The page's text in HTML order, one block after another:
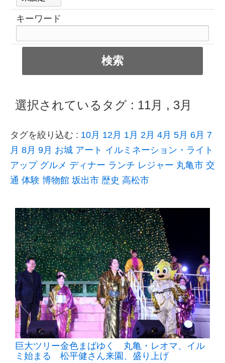
キーワード
選択されているタグ : 11月 , 3月
タグを絞り込む : 10月 12月 1月 2月 4月 5月 6月 7
月 8月 9月 お城 アート イルミネーション・ライト
アップ グルメ ディナー ランチ レジャー 丸亀市 交
通 体験 博物館 坂出市 歴史 高松市
巨大ツリー金色まばゆく 丸亀・レオマ、イル
ミ始まる 松平健さん来園、盛り上げ